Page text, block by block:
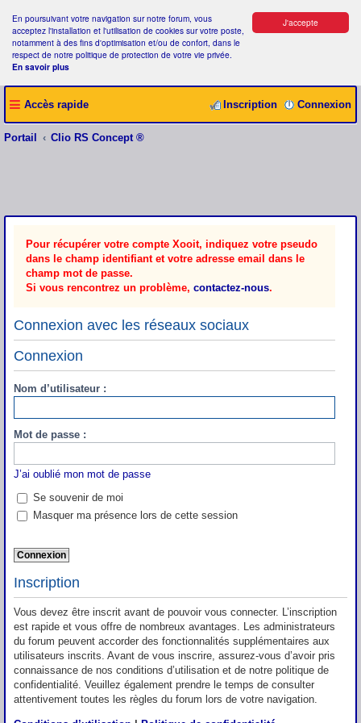
J'accepte
En poursuivant votre navigation sur notre forum, vous
acceptez l'installation et l'utilisation de cookies sur votre poste,
notamment à des fins d'optimisation et/ou de confort, dans le
respect de notre politique de protection de votre vie privée.
En savoir plus
Accès rapide Connexion
Inscription
Portail Clio RS Concept ®
Pour récupérer votre compte Xooit, indiquez votre pseudo
dans le champ identifiant et votre adresse email dans le
champ mot de passe.
Si vous rencontrez un problème, contactez-nous.
Connexion avec les réseaux sociaux
Connexion
Nom d’utilisateur :
Mot de passe :
J’ai oublié mon mot de passe
Se souvenir de moi
Masquer ma présence lors de cette session
Inscription
Vous devez être inscrit avant de pouvoir vous connecter. L’inscription
est rapide et vous offre de nombreux avantages. Les administrateurs
du forum peuvent accorder des fonctionnalités supplémentaires aux
utilisateurs inscrits. Avant de vous inscrire, assurez-vous d’avoir pris
connaissance de nos conditions d’utilisation et de notre politique de
confidentialité. Veuillez également prendre le temps de consulter
attentivement toutes les règles du forum lors de votre navigation.